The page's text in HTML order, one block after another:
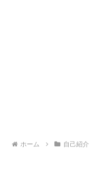
ホーム 自己紹介